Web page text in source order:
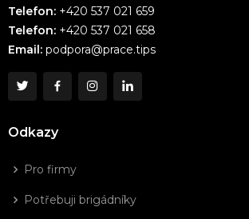
Telefon: +420 537 021 659
Telefon: +420 537 021 658
Email: podpora@prace.tips
Odkazy
Pro firmy
Potřebuji brigádníky